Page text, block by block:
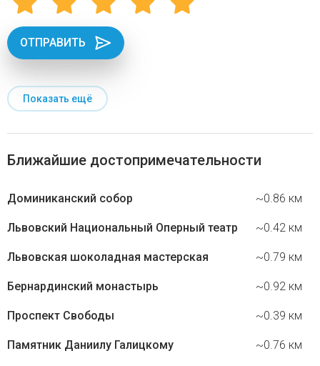
ОТПРАВИТЬ
Показать ещё
Ближайшие достопримечательности
Доминиканский собор ~0.86 км
Львовский Национальный Оперный театр ~0.42 км
Львовская шоколадная мастерская ~0.79 км
Бернардинский монастырь ~0.92 км
Проспект Свободы ~0.39 км
Памятник Даниилу Галицкому ~0.76 км